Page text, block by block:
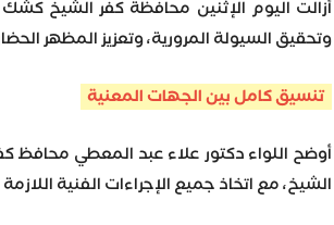
أزالت اليوم الإثنين محافظة كفر الشيخ
وتحقيق السيولة المرورية، وتعزيز المظهر
تنسيق كامل بين الجهات المعنية
أوضح اللواء دكتور علاء عبد المعطي محافظ
الشيخ، مع اتخاذ جميع الإجراءات الفنية